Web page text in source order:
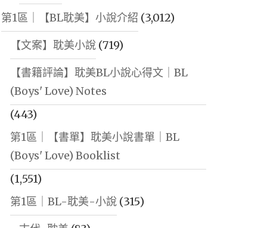
第1區｜【BL耽美】小說介紹 (3,012)
【文案】耽美小說(719)
【書籍評論】耽美BL小說心得文｜BL
(Boys' Love) Notes
(443)
第1區｜【書單】耽美小說書單｜BL
(Boys' Love) Booklist
(1,551)
第1區｜BL-耽美-小說(315)